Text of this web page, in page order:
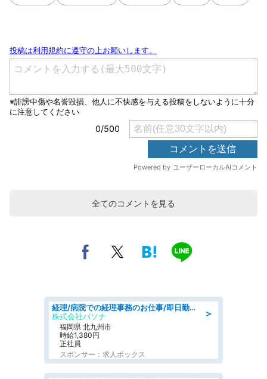
全てのコメントを見る
＞
経理/病院での経理事務のお仕事/即日勤務可/車通勤可/経理/一般事務
株式会社パソナ
福岡県 北九州市
時給1,380円
正社員
スポンサー：求人ボックス